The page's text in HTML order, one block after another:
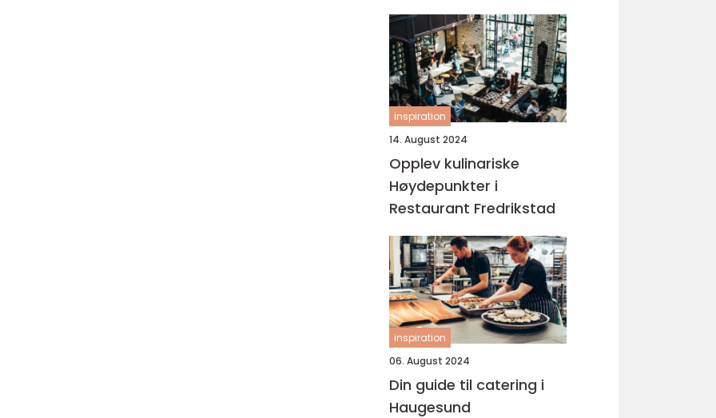
inspiration
14. August 2024
Opplev kulinariske
Høydepunkter i
Restaurant Fredrikstad
inspiration
06. August 2024
Din guide til catering i
Haugesund